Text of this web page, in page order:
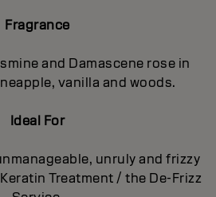
Fragrance
and Damascene rose in
vanilla and woods.
Ideal For
unruly and frizzy
Treatment / the De-Frizz